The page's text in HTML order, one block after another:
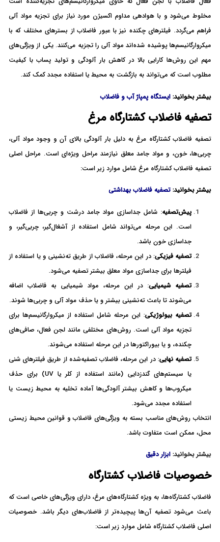
مخلوط می‌شود و با هوادهی مداوم اکسیژن مورد نیاز برای تجزیه مواد آلی
فراهم می‌گردد. فیلترهای چکنده نیز با عبور فاضلاب از بسترهای مختلف که با
میکروارگانیسم‌ها پوشیده شده‌اند مواد آلی را تجزیه می‌کنند. یکی از ویژگی‌های
مهم این روش‌ها کارایی بالا در کاهش بار آلودگی و تولید پساب با کیفیت
مطلوب است که می‌تواند به بازگشت به محیط یا استفاده مجدد کمک کند.
بیشتر بخوانید: ایستگاه پمپاژ آب و فاضلاب
تصفیه فاضلاب کشتارگاه مرغ
تصفیه فاضلاب کشتارگاه مرغ به دلیل بار آلودگی بالای آن و وجود مواد آلی،
چربی‌ها، خون، و مواد جامد معلق نیازمند مراحل ویژه‌ای است. مراحل اصلی
تصفیه فاضلاب کشتارگاه مرغ شامل موارد زیر است:
بیشتر بخوانید:تصفیه فاضلاب بهداشتی
پیش‌تصفیه: شامل جداسازی مواد جامد درشت و چربی‌ها از فاضلاب
است. این مرحله می‌تواند شامل استفاده از آشغال‌گیر، چربی‌گیر، و
جداسازی خون باشد.
تصفیه فیزیکی: در این مرحله، فاضلاب از طریق ته‌نشینی و یا استفاده از
فیلترها برای جداسازی مواد معلق بیشتر تصفیه می‌شود.
تصفیه شیمیایی: در این مرحله، مواد شیمیایی به فاضلاب اضافه
می‌شوند تا باعث ته‌نشینی بیشتر و یا حذف مواد آلی و چربی‌ها شوند.
تصفیه بیولوژیکی: این مرحله شامل استفاده از میکروارگانیسم‌ها برای
تجزیه مواد آلی است. روش‌های مختلفی مانند لجن فعال، صافی‌های
چکنده، و یا بیوراکتورها در این مرحله استفاده می‌شوند.
تصفیه نهایی: در این مرحله، فاضلاب تصفیه‌شده از طریق فیلترهای شنی
یا سیستم‌های گندزدایی (مانند استفاده از کلر یا UV) برای حذف
میکروب‌ها و کاهش بیشتر آلودگی‌ها آماده تخلیه به محیط زیست یا
استفاده مجدد می‌شود.
انتخاب روش‌های مناسب بسته به ویژگی‌های فاضلاب و قوانین محیط زیستی
محل، ممکن است متفاوت باشد.
بیشتر بخوانید: ابزار دقیق
خصوصیات فاضلاب کشتارگاه
فاضلاب کشتارگاه‌ها، به ویژه کشتارگاه‌های مرغ، دارای ویژگی‌های خاصی است که
باعث می‌شود تصفیه آن‌ها پیچیده‌تر از فاضلاب‌های دیگر باشد. خصوصیات
اصلی فاضلاب کشتارگاه شامل موارد زیر است: